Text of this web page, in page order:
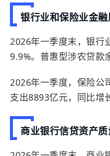
银行业和保险业金
2026年一季度末，银行
9.9%。普惠型涉农贷款
2026年一季度，保险公
支出8893亿元，同比增
商业银行信贷资产